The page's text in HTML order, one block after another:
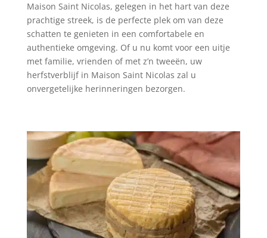
Maison Saint Nicolas, gelegen in het hart van deze
prachtige streek, is de perfecte plek om van deze
schatten te genieten in een comfortabele en
authentieke omgeving. Of u nu komt voor een uitje
met familie, vrienden of met z’n tweeën, uw
herfstverblijf in Maison Saint Nicolas zal u
onvergetelijke herinneringen bezorgen.